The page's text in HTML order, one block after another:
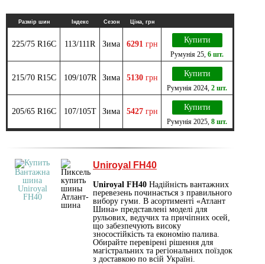
Размір шин Індекс Сезон Ціна, грн
225/75 R16C 113/111R Зима 6291 грн Купити
Румунія 25 6 шт.
215/70 R15C 109/107R Зима 5130 грн Купити
Румунія 2024 2 шт.
205/65 R16C 107/105T Зима 5427 грн Купити
Румунія 2025 8 шт.
Uniroyal FH40
Uniroyal FH40 Надійність вантажних
перевезень починається з правильного
вибору гуми. В асортименті «Атлант
Шина» представлені моделі для
рульових, ведучих та причіпних осей,
що забезпечують високу
зносостійкість та економію палива.
Обирайте перевірені рішення для
магістральних та регіональних поїздок
з доставкою по всій Україні.